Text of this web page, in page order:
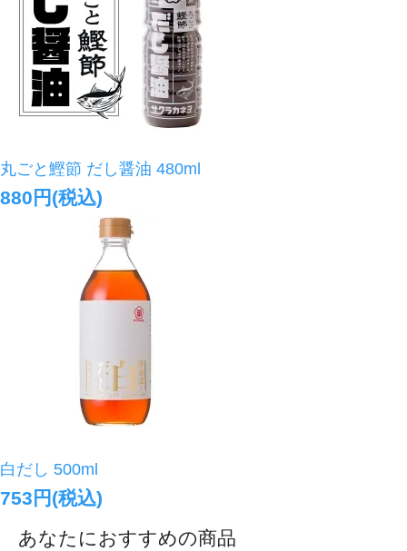
丸ごと鰹節 だし醤油 480ml
880円(税込)
白だし 500ml
753円(税込)
あなたにおすすめの商品